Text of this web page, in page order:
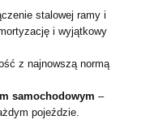
stalowej ramy i
i wyjątkowy
z najnowszą normą
samochodowym –
pojeździe.